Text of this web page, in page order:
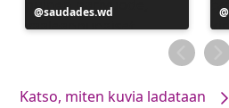
Julkaissut
saudades.wd
Katso, miten kuvia ladataan